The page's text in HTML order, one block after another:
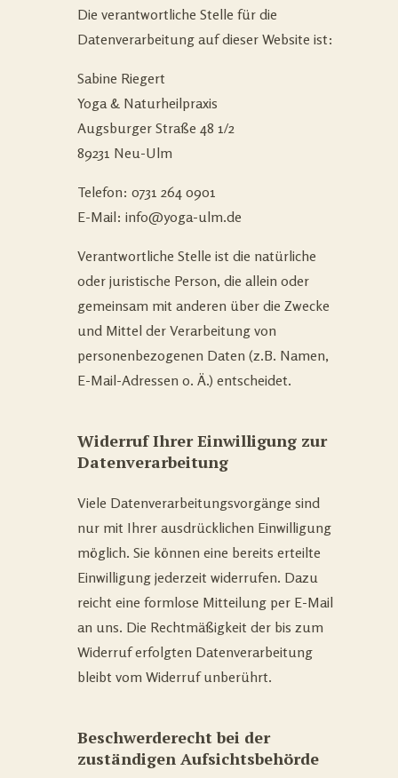
Die verantwortliche Stelle für die
Datenverarbeitung auf dieser Website ist:
Sabine Riegert
Yoga & Naturheilpraxis
Augsburger Straße 48 1/2
89231 Neu-Ulm
Telefon: 0731 264 0901
E-Mail: info@yoga-ulm.de
Verantwortliche Stelle ist die natürliche
oder juristische Person, die allein oder
gemeinsam mit anderen über die Zwecke
und Mittel der Verarbeitung von
personenbezogenen Daten (z.B. Namen,
E-Mail-Adressen o. Ä.) entscheidet.
Widerruf Ihrer Einwilligung zur
Datenverarbeitung
Viele Datenverarbeitungsvorgänge sind
nur mit Ihrer ausdrücklichen Einwilligung
möglich. Sie können eine bereits erteilte
Einwilligung jederzeit widerrufen. Dazu
reicht eine formlose Mitteilung per E-Mail
an uns. Die Rechtmäßigkeit der bis zum
Widerruf erfolgten Datenverarbeitung
bleibt vom Widerruf unberührt.
Beschwerderecht bei der
zuständigen Aufsichtsbehörde